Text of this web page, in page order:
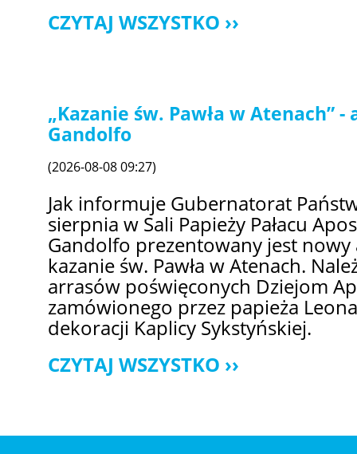
CZYTAJ WSZYSTKO
„Kazanie św. Pawła w Atenach”
Gandolfo
(2026-08-08 09:27)
Jak informuje Gubernatorat
sierpnia w Sali Papieży Pałacu
Gandolfo prezentowany jest nowy
kazanie św. Pawła w Atenach.
arrasów poświęconych Dziejom
zamówionego przez papieża
dekoracji Kaplicy Sykstyńskiej.
CZYTAJ WSZYSTKO